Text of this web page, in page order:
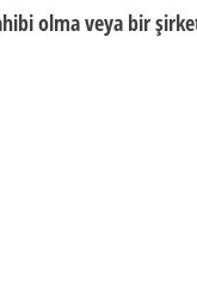
olma veya bir